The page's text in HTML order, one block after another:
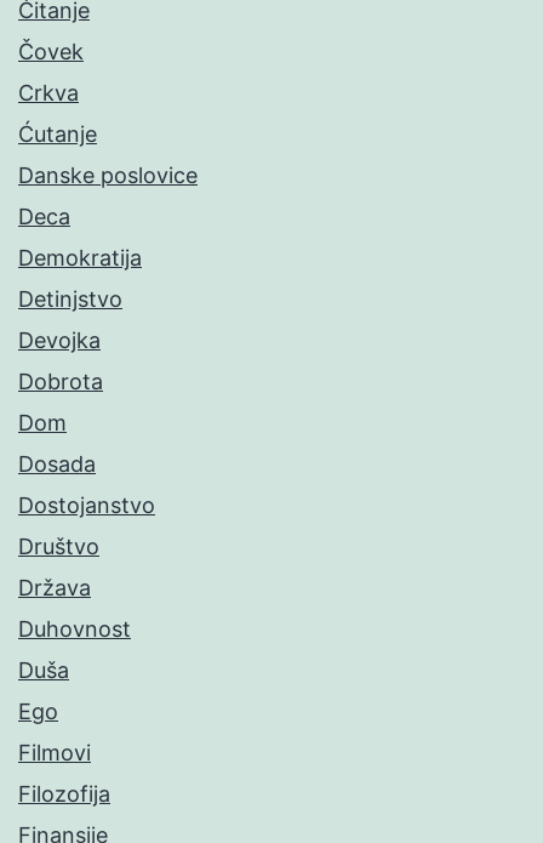
Čitanje
Čovek
Crkva
Ćutanje
Danske poslovice
Deca
Demokratija
Detinjstvo
Devojka
Dobrota
Dom
Dosada
Dostojanstvo
Društvo
Država
Duhovnost
Duša
Ego
Filmovi
Filozofija
Finansije